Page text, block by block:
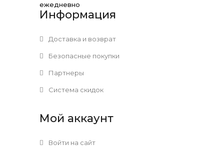
ежедневно
Информация
Доставка и возврат
Безопасные покупки
Партнеры
Система скидок
Мой аккаунт
Войти на сайт